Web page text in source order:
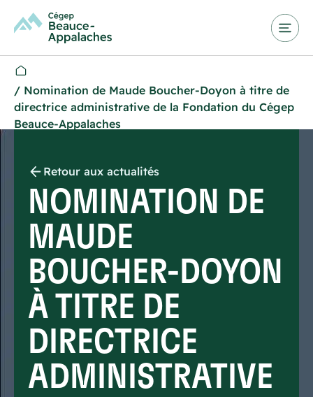
/ Nomination de Maude Boucher-Doyon à titre de
directrice administrative de la Fondation du Cégep
Beauce-Appalaches
Retour aux actualités
NOMINATION DE
MAUDE
BOUCHER-DOYON
À TITRE DE
DIRECTRICE
ADMINISTRATIVE